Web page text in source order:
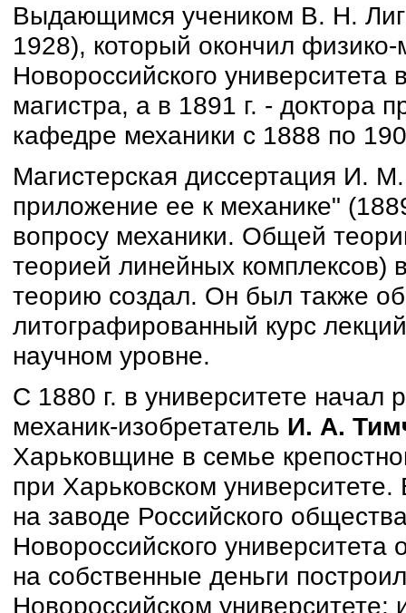
Выдающимся учеником В. Н.
1928), который окончил
Новороссийского университета
магистра, а в 1891 г. - доктора
кафедре механики с 1888 по
Магистерская диссертация И.
приложение ее к механике"
вопросу механики. Общей
теорией линейных комплексов)
теорию создал. Он был также
литографированный курс
научном уровне.
С 1880 г. в университете начал
механик-изобретатель И. А.
Харьковщине в семье
при Харьковском
на заводе Российского
Новороссийского университета
на собственные деньги
Новороссийском университете;